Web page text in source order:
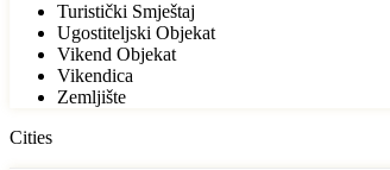
Turistički Smještaj
Ugostiteljski Objekat
Vikend Objekat
Vikendica
Zemljište
Cities